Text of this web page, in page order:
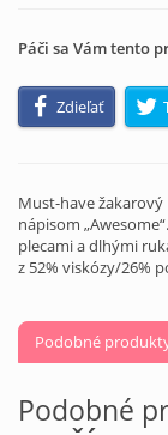
Páči sa Vám tento
Zdieľať
Must-have
nápisom
plecami a dlhými
z 52% viskózy/26%
Podobné
Podobné